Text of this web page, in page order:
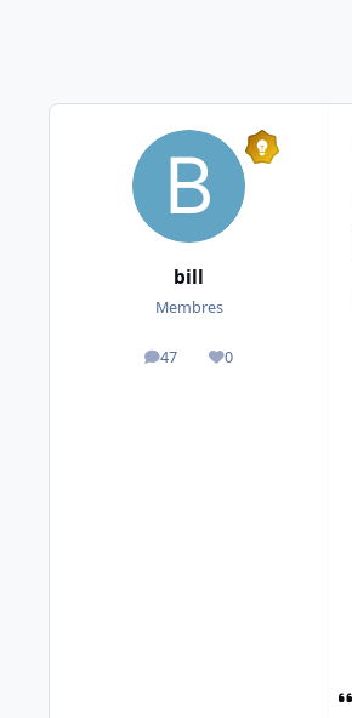
bill
Membres
47
messages
0
Réputation